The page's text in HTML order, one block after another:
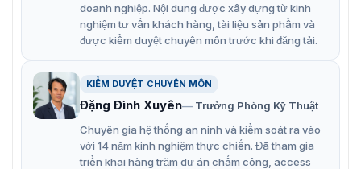
Model U160C được trang bị màn hình TFT 3 inch hiển thị
thông tin sắc nét bao gồm hình ảnh tay và kết quả xác
minh, hỗ trợ âm thanh báo chấm công và LED hiển thị.
>> Xem thêm: ModelZKTecoIclock660giá tốt, được bày
bán trực tiếp tại VietnamSmart.
doanh nghiệp. Nội dung được xây dựng từ kinh
nghiệm tư vấn khách hàng, tài liệu sản phẩm và
được kiểm duyệt chuyên môn trước khi đăng tải.
KIỂM DUYỆT CHUYÊN MÔN
Đặng Đình Xuyên
Trưởng Phòng Kỹ Thuật
Chuyên gia hệ thống an ninh và kiểm soát ra vào
với 14 năm kinh nghiệm thực chiến. Đã tham gia
triển khai hàng trăm dự án chấm công, access